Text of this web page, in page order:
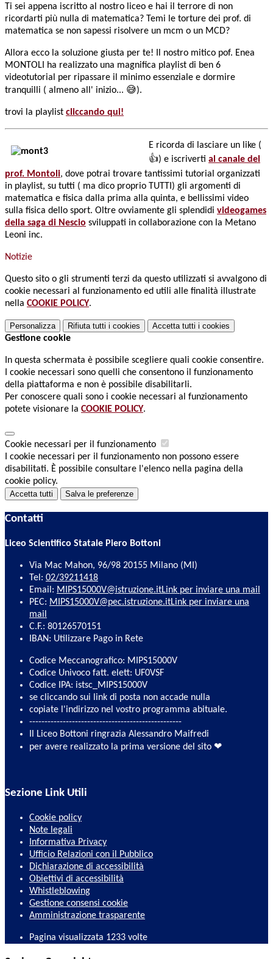
Ti sei appena iscritto al nostro liceo e hai il terrore di non
ricordarti più nulla di matematica? Temi le torture dei prof. di
matematica se non sapessi risolvere un mcm o un MCD?
Allora ecco la soluzione giusta per te! Il nostro mitico pof. Enea
MONTOLI ha realizzato una magnifica playlist di ben 6
videotutorial per ripassare il minimo essenziale e dormire
tranquilli ( almeno all' inizio... 😅).
trovi la playlist cliccando qui!
E ricorda di lasciare un like (
👍) e iscriverti al canale del
prof. Montoli, dove potrai trovare tantissimi tutorial organizzati
in playlist, su tutti ( ma dico proprio TUTTI) gli argomenti di
matematica e fisica dalla prima alla quinta, e bellissimi video
sulla fisica dello sport. Oltre ovviamente gli splendidi videogames
della saga di Nescio sviluppati in collaborazione con la Metano
Leoni inc.
Notizie
Questo sito o gli strumenti terzi da questo utilizzati si avvalgono di
cookie necessari al funzionamento ed utili alle finalità illustrate
nella COOKIE POLICY.
Personalizza Rifiuta tutti i cookies Accetta tutti i cookies
Gestione cookie
In questa schermata è possibile scegliere quali cookie consentire.
I cookie necessari sono quelli che consentono il funzionamento
della piattaforma e non è possibile disabilitarli.
Per conoscere quali sono i cookie necessari al funzionamento
potete visionare la COOKIE POLICY.
Cookie necessari per il funzionamento
I cookie necessari per il funzionamento non possono essere
disabilitati. È possibile consultare l'elenco nella pagina della
cookie policy.
Accetta tutti Salva le preferenze
Contatti
Liceo Scientifico Statale Piero Bottoni
Via Mac Mahon, 96/98 20155 Milano (MI)
Tel: 02/39211418
Email: MIPS15000V@istruzione.itLink per inviare una mail
PEC: MIPS15000V@pec.istruzione.itLink per inviare una
mail
C.F.: 80126570151
IBAN: Utilizzare Pago in Rete
Codice Meccanografico: MIPS15000V
Codice Univoco fatt. elett: UF0VSF
Codice IPA: istsc_MIPS15000V
se cliccando sui link di posta non accade nulla
copiate l'indirizzo nel vostro programma abituale.
--------------------------------------------------
Il Liceo Bottoni ringrazia Alessandro Maifredi
per avere realizzato la prima versione del sito ❤
Sezione Link Utili
Cookie policy
Note legali
Informativa Privacy
Ufficio Relazioni con il Pubblico
Dichiarazione di accessibilità
Obiettivi di accessibilità
Whistleblowing
Gestione consensi cookie
Amministrazione trasparente
Pagina visualizzata 1233 volte